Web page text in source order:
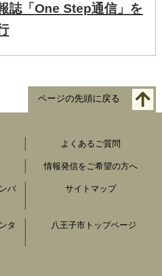
誌「One Step通信」を
ページの先頭に戻る
よくあるご質問
情報発信をご希望の方へ
バ
サイトマップ
タ
八王子市トップページ